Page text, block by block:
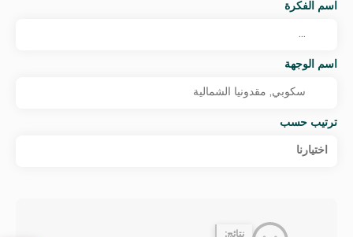
اسم الفكرة
اسم الوجهة
ترتيب حسب
اختيارنا
نتائج: